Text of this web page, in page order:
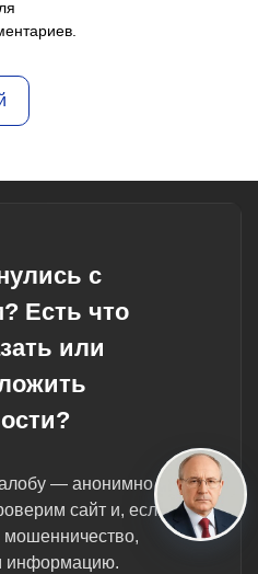
с
Есть что
или
— анонимно и
сайт и, если
мошенничество,
информацию.